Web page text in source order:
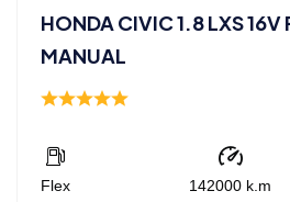
HONDA CIVIC 1.8 LXS 16V
MANUAL
Flex 142000 k.m